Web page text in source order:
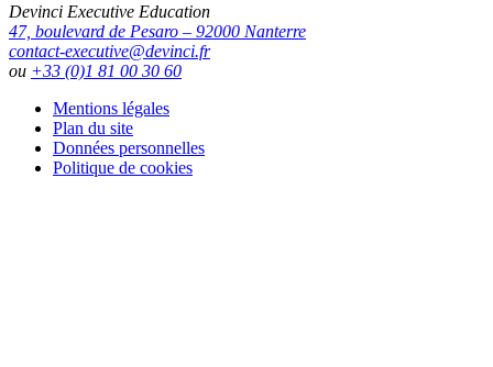
Devinci Executive Education
47, boulevard de Pesaro – 92000 Nanterre
contact-executive@devinci.fr
ou +33 (0)1 81 00 30 60
Mentions légales
Plan du site
Données personnelles
Politique de cookies